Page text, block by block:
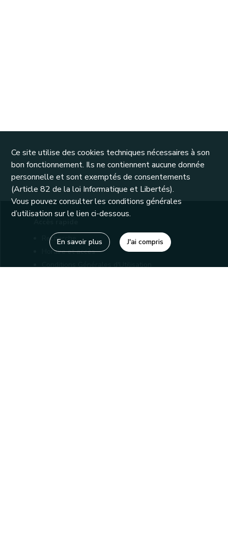
Recherche
Horaire et accès
Conditions Générales d'Utilisation
Ce site utilise des cookies techniques nécessaires à son
bon fonctionnement. Ils ne contiennent aucune donnée
personnelle et sont exemptés de consentements
(Article 82 de la loi Informatique et Libertés).
Vous pouvez consulter les conditions générales
d’utilisation sur le lien ci-dessous.
En savoir plus J'ai compris